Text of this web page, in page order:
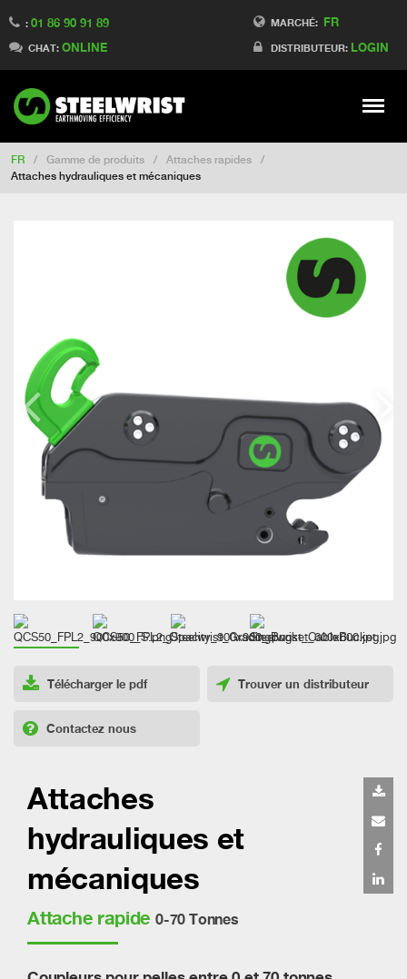
MARCHÉ: FR
DISTRIBUTEUR: LOGIN
: 01 86 90 91 89
CHAT: ONLINE
Meny
Switch to Finland
Switch to Denmark
Switch to China
Switch to Australia
Change market
FR / Gamme de produits / Attaches rapides
/
Attaches hydrauliques et mécaniques
Télécharger le pdf Trouver un distributeur
Contactez nous
Attaches
hydrauliques et
mécaniques
Attache rapide 0-70 Tonnes